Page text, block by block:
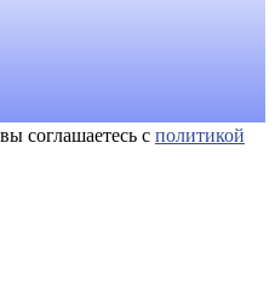
соглашаетесь с политикой